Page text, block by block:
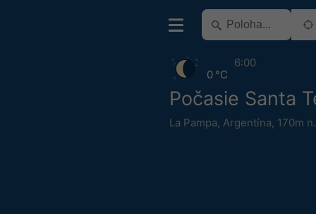
Počasie Santa
La Pampa, Argentína, 170m
0 °C
6:00